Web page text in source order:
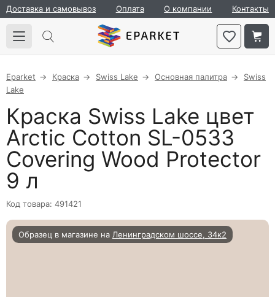
Доставка и самовывоз Оплата О компании Контакты
Eparket Краска Swiss Lake Основная палитра
Swiss
Lake
Краска Swiss Lake цвет
Arctic Cotton SL-0533
Covering Wood Protector
9 л
Код товара: 491421
Образец в магазине на Ленинградском шоссе, 34к2